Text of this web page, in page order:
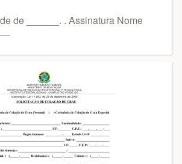
de ______. . Assinatura Nome